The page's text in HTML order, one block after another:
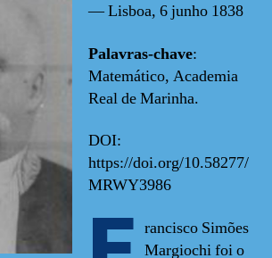
— Lisboa, 6 junho 1838
Palavras-chave:
Matemático, Academia
Real de Marinha.
DOI:
https://doi.org/10.58277/
MRWY3986
rancisco Simões
Margiochi foi o